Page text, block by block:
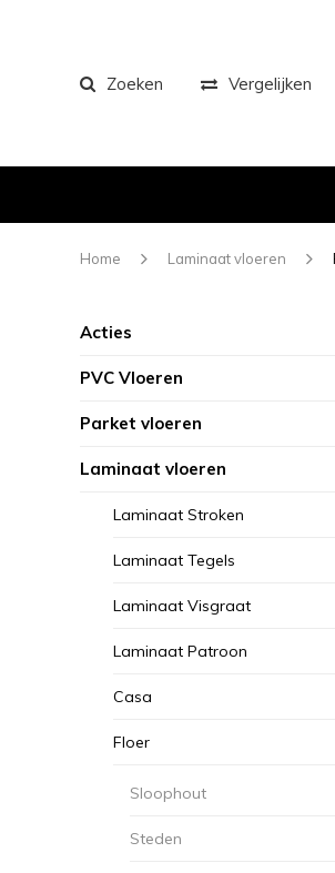
Zoeken Vergelijken
Home Laminaat vloeren
Acties
PVC Vloeren
Parket vloeren
Laminaat vloeren
Laminaat Stroken
Laminaat Tegels
Laminaat Visgraat
Laminaat Patroon
Casa
Floer
Sloophout
Steden